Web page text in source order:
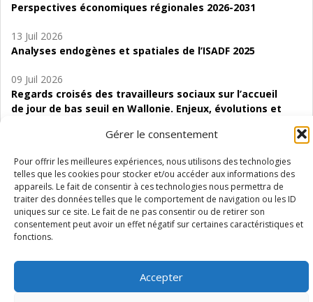
Gérer le consentement
Pour offrir les meilleures expériences, nous utilisons des technologies
telles que les cookies pour stocker et/ou accéder aux informations des
appareils. Le fait de consentir à ces technologies nous permettra de
traiter des données telles que le comportement de navigation ou les ID
uniques sur ce site. Le fait de ne pas consentir ou de retirer son
consentement peut avoir un effet négatif sur certaines caractéristiques et
fonctions.
Accepter
Perspectives économiques régionales 2026-2031
13 Juil 2026
Analyses endogènes et spatiales de l’ISADF 2025
09 Juil 2026
Regards croisés des travailleurs sociaux sur l’accueil
de jour de bas seuil en Wallonie. Enjeux, évolutions et
Étude d’évaluabilité des Structures
d’accompagnement à l’autocréation d’emploi (SAACE)
01 Juil 2026
Pénurie du personnel infirmier :quels indicateurs
d’offre de soins pour comprendre la situation en